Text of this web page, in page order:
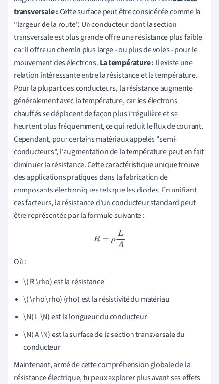
transversale :Cette surface peut être considérée comme la
"largeur de la route". Un conducteur dont la section
transversale est plus grande offre une résistance plus faible
car il offre un chemin plus large - ou plus de voies - pour le
mouvement des électrons. La température : Il existe une
relation intéressante entre la résistance et la température.
Pour la plupart des conducteurs, la résistance augmente
généralement avec la température, car les électrons
chauffés se déplacent de façon plus irrégulière et se
heurtent plus fréquemment, ce qui réduit le flux de courant.
Cependant, pour certains matériaux appelés "semi-
conducteurs", l'augmentation de la température peut en fait
diminuer la résistance. Cette caractéristique unique trouve
des applications pratiques dans la fabrication de
composants électroniques tels que les diodes. En unifiant
ces facteurs, la résistance d'un conducteur standard peut
être représentée par la formule suivante :
R=ρ LA
Où :
\( R \rho) est la résistance
\( \rho \rho) (rho) est la résistivité du matériau
\N( L \N) est la longueur du conducteur
\N( A \N) est la surface de la section transversale du
conducteur
Maintenant, armé de cette compréhension globale de la
résistance électrique, tu peux explorer plus avant ses effets